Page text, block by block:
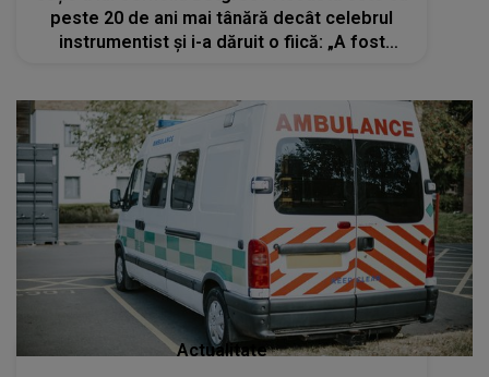
peste 20 de ani mai tânără decât celebrul
instrumentist și i-a dăruit o fiică: „A fost
Actualitate